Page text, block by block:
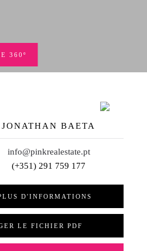
360º
JONATHAN BAETA
info@pinkrealestate.pt
(+351) 291 759 177
D'INFORMATIONS
LE FICHIER PDF